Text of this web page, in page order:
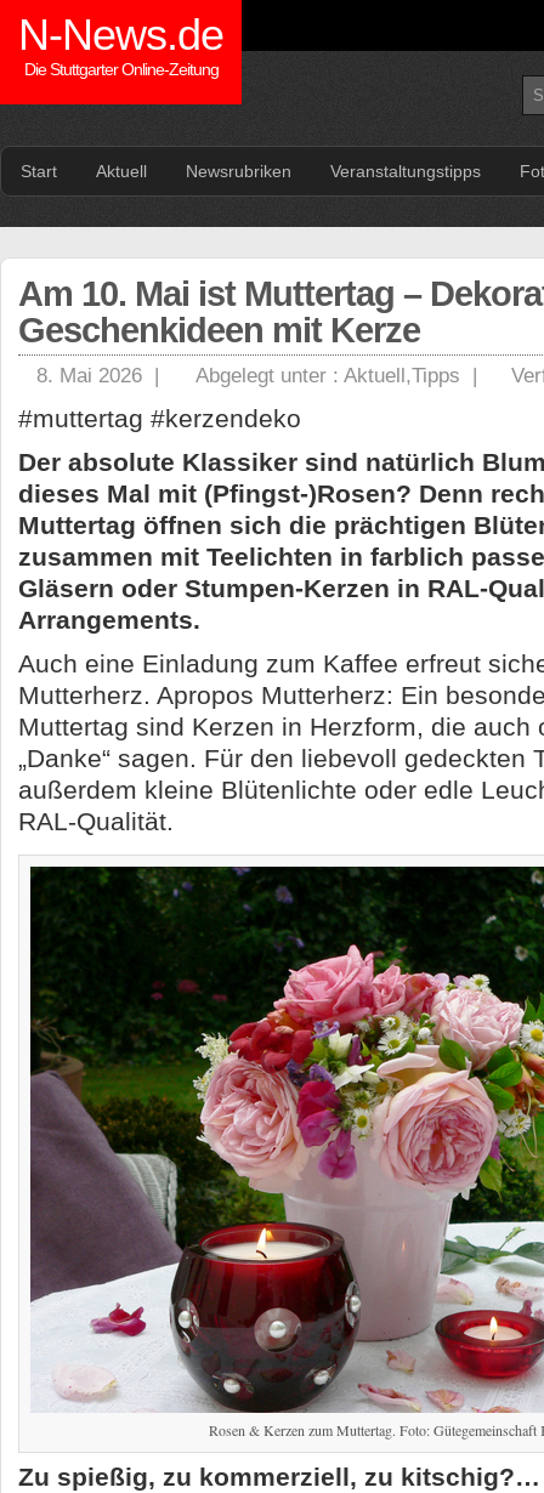
N-News.de
Die Stuttgarter Online-Zeitung
Start Aktuell Newsrubriken Veranstaltungstipps
Am 10. Mai ist Muttertag –
Geschenkideen mit Kerze
8. Mai 2026 | Abgelegt unter : Aktuell,Tipps |
#muttertag #kerzendeko
Der absolute Klassiker sind natürlich
dieses Mal mit (Pfingst-)Rosen? Denn
Muttertag öffnen sich die prächtigen
zusammen mit Teelichten in farblich
Gläsern oder Stumpen-Kerzen in RAL-
Arrangements.
Auch eine Einladung zum Kaffee erfreut
Mutterherz. Apropos Mutterherz: Ein
Muttertag sind Kerzen in Herzform, die auch
„Danke“ sagen. Für den liebevoll gedeckten
außerdem kleine Blütenlichte oder edle
RAL-Qualität.
Rosen & Kerzen zum Muttertag. Foto: Gütegemeinschaft
Zu spießig, zu kommerziell, zu